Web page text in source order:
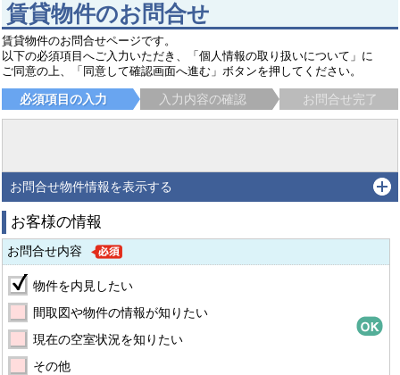
賃貸物件のお問合せ
賃貸物件のお問合せページです。
以下の必須項目へご入力いただき、「個人情報の取り扱いについて」に
ご同意の上、「同意して確認画面へ進む」ボタンを押してください。
必須項目の入力 入力内容の確認 お問合せ完了
お問合せ物件情報を表示する
お客様の情報
お問合せ内容
物件を内見したい
間取図や物件の情報が知りたい
現在の空室状況を知りたい
その他